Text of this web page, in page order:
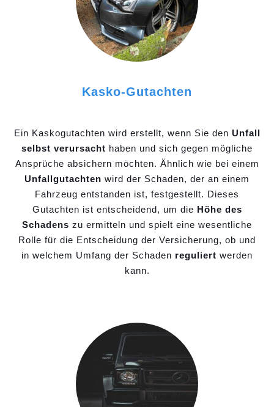
Kasko-Gutachten
Ein Kaskogutachten wird erstellt, wenn Sie den Unfall
selbst verursacht haben und sich gegen mögliche
Ansprüche absichern möchten. Ähnlich wie bei einem
Unfallgutachten wird der Schaden, der an einem
Fahrzeug entstanden ist, festgestellt. Dieses
Gutachten ist entscheidend, um die Höhe des
Schadens zu ermitteln und spielt eine wesentliche
Rolle für die Entscheidung der Versicherung, ob und
in welchem Umfang der Schaden reguliert werden
kann.